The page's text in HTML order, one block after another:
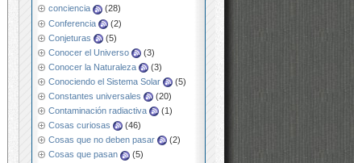
conciencia
(28)
Conferencia
(2)
Conjeturas
(5)
Conocer el Universo
(3)
Conocer la Naturaleza
(3)
Conociendo el Sistema Solar
(5)
Constantes universales
(20)
Contaminación radiactiva
(1)
Cosas curiosas
(46)
Cosas que no deben pasar
(2)
Cosas que pasan
(5)